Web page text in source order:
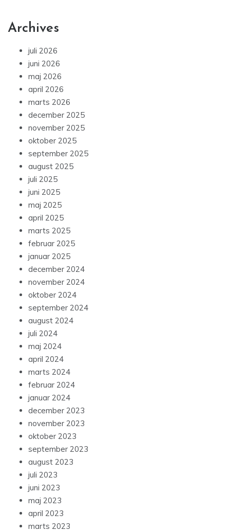
Archives
juli 2026
juni 2026
maj 2026
april 2026
marts 2026
december 2025
november 2025
oktober 2025
september 2025
august 2025
juli 2025
juni 2025
maj 2025
april 2025
marts 2025
februar 2025
januar 2025
december 2024
november 2024
oktober 2024
september 2024
august 2024
juli 2024
maj 2024
april 2024
marts 2024
februar 2024
januar 2024
december 2023
november 2023
oktober 2023
september 2023
august 2023
juli 2023
juni 2023
maj 2023
april 2023
marts 2023